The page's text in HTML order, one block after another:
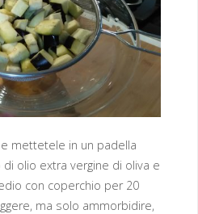
mettetele in un padella
olio extra vergine di oliva e
con coperchio per 20
ma solo ammorbidire,